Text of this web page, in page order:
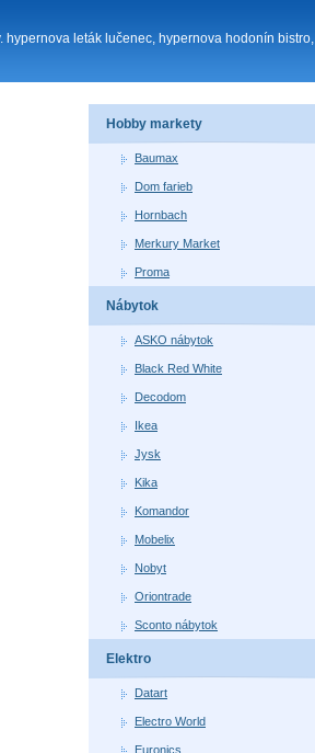
hypernova leták lučenec, hypernova hodonín bistro,
Hobby markety
Baumax
Dom farieb
Hornbach
Merkury Market
Proma
Nábytok
ASKO nábytok
Black Red White
Decodom
Ikea
Jysk
Kika
Komandor
Mobelix
Nobyt
Oriontrade
Sconto nábytok
Elektro
Datart
Electro World
Euronics